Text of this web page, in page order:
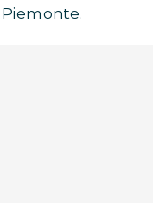
Piemonte.